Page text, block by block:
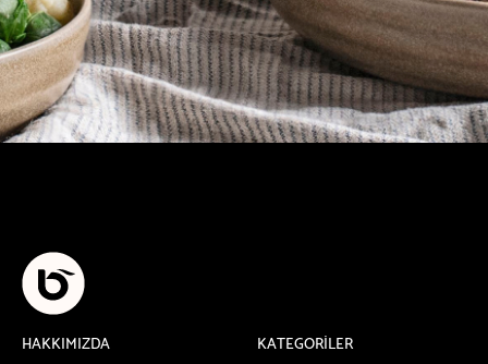
HAKKIMIZDA KATEGORİLER